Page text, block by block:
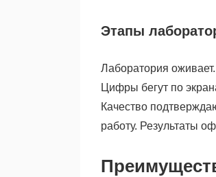
Этапы
Лаборатория
Цифры бегут по
Качество
работу. Результаты